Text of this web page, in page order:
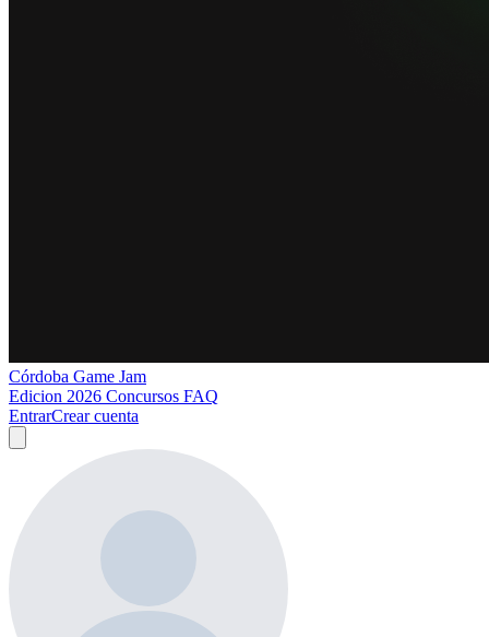
Córdoba Game Jam
Edicion 2026 Concursos FAQ
EntrarCrear cuenta